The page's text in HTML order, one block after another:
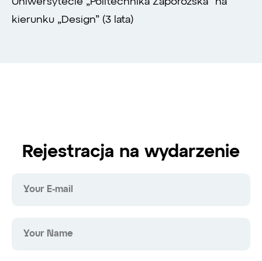
kierunku „Design” (3 lata)
Rejestracja na wydarzenie
Your E-mail
Your Name